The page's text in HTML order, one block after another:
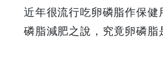
近年很流行吃卵磷脂作保健
磷脂減肥之說，究竟卵磷脂